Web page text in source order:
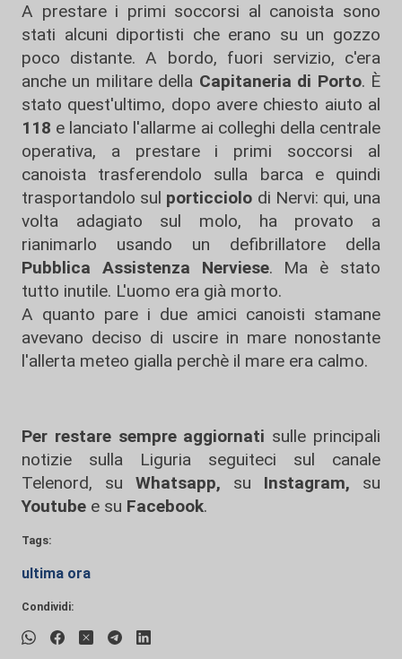
A prestare i primi soccorsi al canoista sono
stati alcuni diportisti che erano su un gozzo
poco distante. A bordo, fuori servizio, c'era
anche un militare della Capitaneria di Porto. È
stato quest'ultimo, dopo avere chiesto aiuto al
118 e lanciato l'allarme ai colleghi della centrale
operativa, a prestare i primi soccorsi al
canoista trasferendolo sulla barca e quindi
trasportandolo sul porticciolo di Nervi: qui, una
volta adagiato sul molo, ha provato a
rianimarlo usando un defibrillatore della
Pubblica Assistenza Nerviese. Ma è stato
tutto inutile. L'uomo era già morto.
A quanto pare i due amici canoisti stamane
avevano deciso di uscire in mare nonostante
l'allerta meteo gialla perchè il mare era calmo.
Per restare sempre aggiornati sulle principali
notizie sulla Liguria seguiteci sul canale
Telenord, su
Whatsapp, su Instagram, su
Youtube e su Facebook.
Tags:
ultima ora
Condividi: